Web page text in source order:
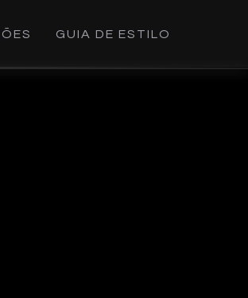
GUIA DE ESTILO